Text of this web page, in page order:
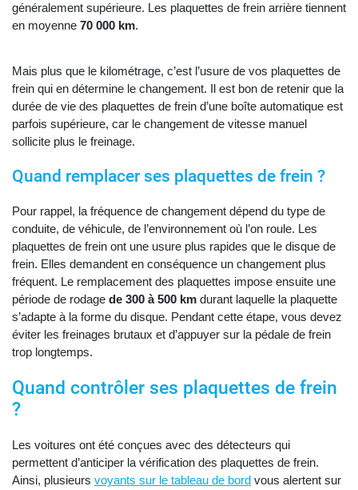
généralement supérieure. Les plaquettes de frein arrière tiennent
en moyenne 70 000 km.
Mais plus que le kilométrage, c’est l’usure de vos plaquettes de
frein qui en détermine le changement. Il est bon de retenir que la
durée de vie des plaquettes de frein d’une boîte automatique est
parfois supérieure, car le changement de vitesse manuel
sollicite plus le freinage.
Quand remplacer ses plaquettes de frein ?
Pour rappel, la fréquence de changement dépend du type de
conduite, de véhicule, de l’environnement où l’on roule. Les
plaquettes de frein ont une usure plus rapides que le disque de
frein. Elles demandent en conséquence un changement plus
fréquent. Le remplacement des plaquettes impose ensuite une
période de rodage de 300 à 500 km durant laquelle la plaquette
s’adapte à la forme du disque. Pendant cette étape, vous devez
éviter les freinages brutaux et d’appuyer sur la pédale de frein
trop longtemps.
Quand contrôler ses plaquettes de frein
?
Les voitures ont été conçues avec des détecteurs qui
permettent d’anticiper la vérification des plaquettes de frein.
Ainsi, plusieurs voyants sur le tableau de bord vous alertent sur